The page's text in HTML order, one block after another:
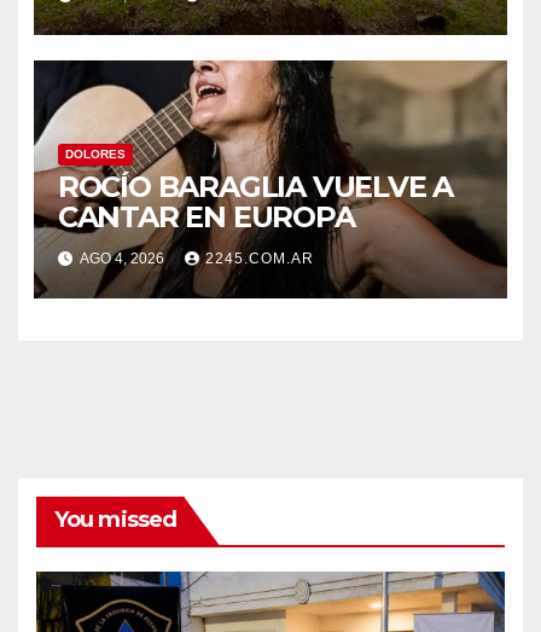
DE ZANJEO EN DISTINTOS
SECTORES DE LA CIUDAD
DOLORES
ROCÍO BARAGLIA VUELVE A
CANTAR EN EUROPA
AGO 4, 2026 2245.COM.AR
You missed